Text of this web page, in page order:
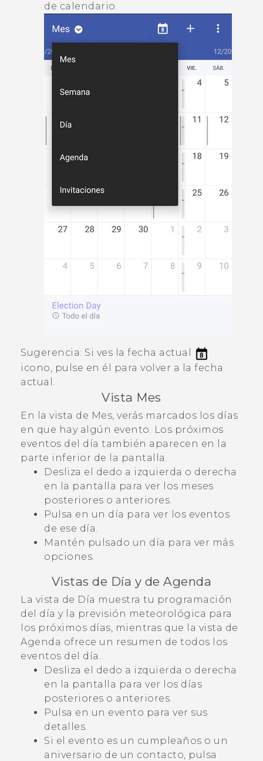
de calendario.
Sugerencia: Si ves la fecha actual
icono, pulse en él para volver a la fecha
actual.
Vista Mes
En la vista de Mes, verás marcados los días
en que hay algún evento. Los próximos
eventos del día también aparecen en la
parte inferior de la pantalla.
Desliza el dedo a izquierda o derecha
en la pantalla para ver los meses
posteriores o anteriores.
Pulsa en un día para ver los eventos
de ese día.
Mantén pulsado un día para ver más
opciones.
Vistas de Día y de Agenda
La vista de Día muestra tu programación
del día y la previsión meteorológica para
los próximos días, mientras que la vista de
Agenda ofrece un resumen de todos los
eventos del día.
Desliza el dedo a izquierda o derecha
en la pantalla para ver los días
posteriores o anteriores.
Pulsa en un evento para ver sus
detalles.
Si el evento es un cumpleaños o un
aniversario de un contacto, pulsa